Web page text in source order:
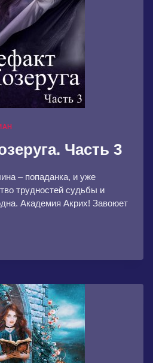
Часть 3
– попаданка, и уже
трудностей судьбы и
Академия Акрих! Завоюет